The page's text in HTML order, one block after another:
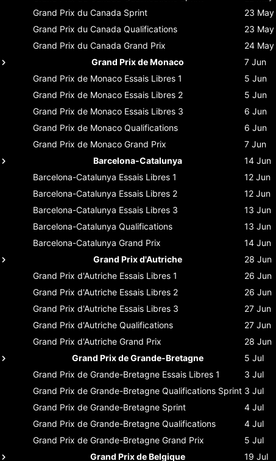
Grand Prix du Canada Sprint 23 May
Grand Prix du Canada Qualifications 23 May
Grand Prix du Canada Grand Prix 24 May
Grand Prix de Monaco
7 Jun
Grand Prix de Monaco Essais Libres 1 5 Jun
Grand Prix de Monaco Essais Libres 2 5 Jun
Grand Prix de Monaco Essais Libres 3 6 Jun
Grand Prix de Monaco Qualifications 6 Jun
Grand Prix de Monaco Grand Prix 7 Jun
Barcelona-Catalunya
14 Jun
Barcelona-Catalunya Essais Libres 1 12 Jun
Barcelona-Catalunya Essais Libres 2 12 Jun
Barcelona-Catalunya Essais Libres 3 13 Jun
Barcelona-Catalunya Qualifications 13 Jun
Barcelona-Catalunya Grand Prix 14 Jun
Grand Prix d'Autriche
28 Jun
Grand Prix d'Autriche Essais Libres 1 26 Jun
Grand Prix d'Autriche Essais Libres 2 26 Jun
Grand Prix d'Autriche Essais Libres 3 27 Jun
Grand Prix d'Autriche Qualifications 27 Jun
Grand Prix d'Autriche Grand Prix 28 Jun
Grand Prix de Grande-Bretagne
5 Jul
Grand Prix de Grande-Bretagne Essais Libres 1 3 Jul
Grand Prix de Grande-Bretagne Qualifications Sprint 3 Jul
Grand Prix de Grande-Bretagne Sprint 4 Jul
Grand Prix de Grande-Bretagne Qualifications 4 Jul
Grand Prix de Grande-Bretagne Grand Prix 5 Jul
Grand Prix de Belgique
19 Jul